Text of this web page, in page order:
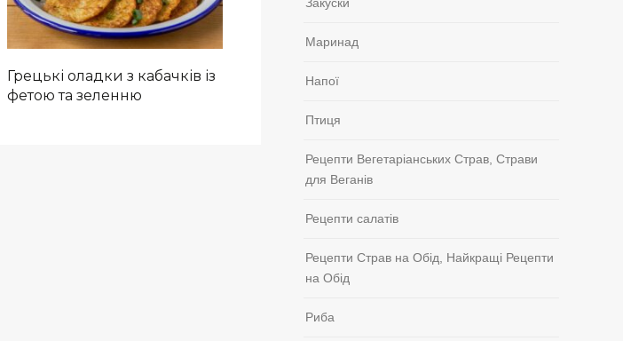
Грецькі оладки з кабачків із
фетою та зеленню
Закуски
Маринад
Напої
Птиця
Рецепти Вегетаріанських Страв, Страви
для Веганів
Рецепти салатів
Рецепти Страв на Обід, Найкращі Рецепти
на Обід
Риба